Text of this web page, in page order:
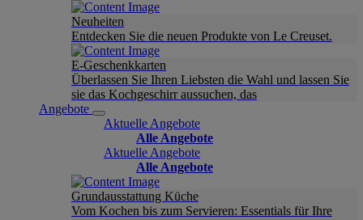
Neuheiten
Entdecken Sie die neuen Produkte von Le Creuset.
E-Geschenkkarten
Überlassen Sie Ihren Liebsten die Wahl und lassen Sie
sie das Kochgeschirr aussuchen, das
Angebote
Aktuelle Angebote
Alle Angebote
Aktuelle Angebote
Alle Angebote
Grundausstattung Küche
Vom Kochen bis zum Servieren: Essentials für Ihre